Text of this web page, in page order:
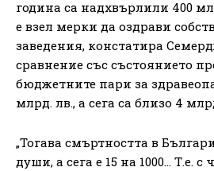
година са надхвърлили 400
е взел мерки да оздрави
заведения, констатира
сравнение със състоянието
бюджетните пари за
млрд. лв., а сега са близо 4
„Тогава смъртността в
души, а сега е 15 на 1000… Т.е.